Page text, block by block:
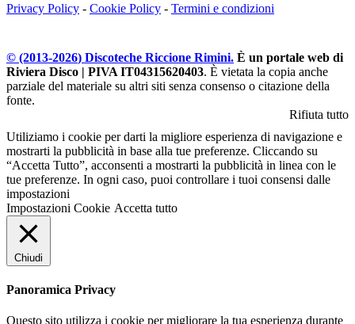
Privacy Policy - Cookie Policy - Termini e condizioni
© (2013-2026) Discoteche Riccione Rimini. È un portale web di
Riviera Disco | PIVA IT04315620403. È vietata la copia anche
parziale del materiale su altri siti senza consenso o citazione della
fonte.
Rifiuta tutto
Utiliziamo i cookie per darti la migliore esperienza di navigazione e
mostrarti la pubblicità in base alla tue preferenze. Cliccando su
“Accetta Tutto”, acconsenti a mostrarti la pubblicità in linea con le
tue preferenze. In ogni caso, puoi controllare i tuoi consensi dalle
impostazioni
Impostazioni Cookie Accetta tutto
Chiudi
Panoramica Privacy
Questo sito utilizza i cookie per migliorare la tua esperienza durante